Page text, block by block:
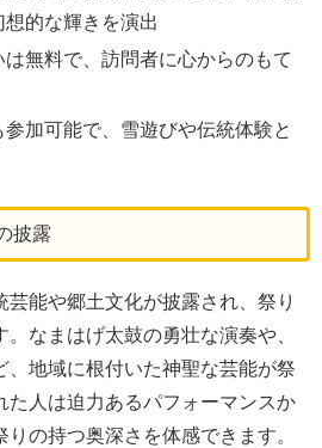
的な輝きを演出
無料で、訪問者に心からのもて
加可能で、雪遊びや伝統体験と
披露
能や郷土文化が披露され、祭り
なまはげ太鼓の勇壮な演奏や、
、地域に根付いた神聖な芸能が祭
た人は迫力あるパフォーマンスか
の持つ奥深さを体感できます。